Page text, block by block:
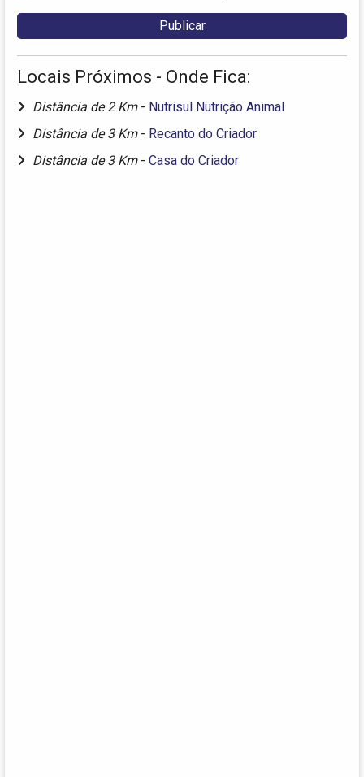
Locais Próximos - Onde Fica:
Distância de 2 Km - Nutrisul Nutrição Animal
Distância de 3 Km - Recanto do Criador
Distância de 3 Km - Casa do Criador